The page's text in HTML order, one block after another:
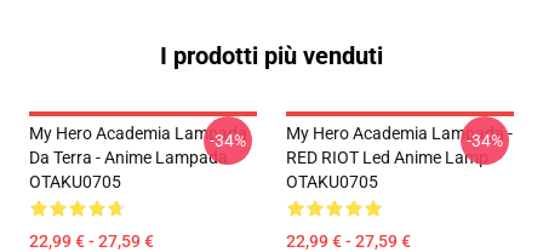
I prodotti più venduti
My Hero Academia Lampada
Da Terra - Anime Lampada
OTAKU0705
22,99 € - 27,59 €
-34%
My Hero Academia Lampada -
RED RIOT Led Anime Lamp
OTAKU0705
22,99 € - 27,59 €
-34%